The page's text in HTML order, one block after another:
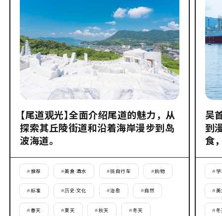
【尾道观光】全面介绍尾道的魅力，从
探索其丘陵街道和沿着海岸漫步到岛
波海道。
#推荐 #美食·酒水 #骑自行车 #购物
#标准 #历史·文化 #治愈 #自然
#春天 #夏天 #秋天 #冬天
吴
到
食
# 学
#美
#冬